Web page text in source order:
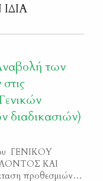
των
διαδικασιών)
ΓΕΝΙΚΟΥ
ΚΑΙ
προθεσμιών –